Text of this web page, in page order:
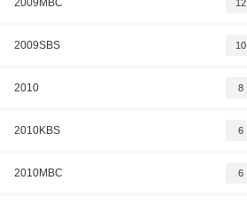
2009MBC 12
2009SBS 10
2010 8
2010KBS 6
2010MBC 6